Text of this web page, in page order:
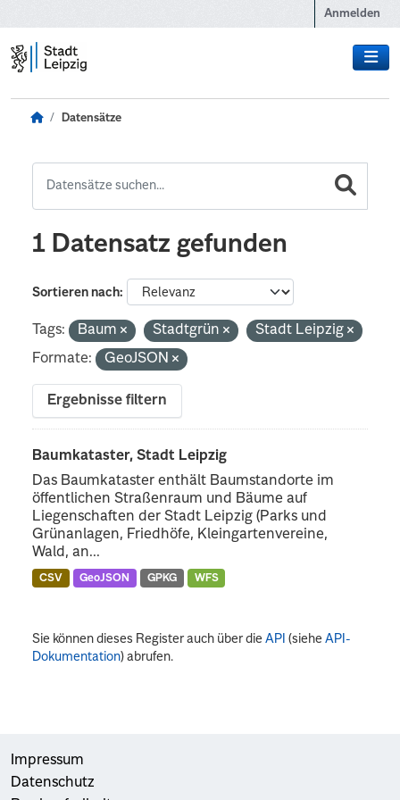
Anmelden
Datensätze
1 Datensatz gefunden
Sortieren nach
Tags: Baum Stadtgrün
Stadt Leipzig
Formate:
GeoJSON
Ergebnisse filtern
Baumkataster, Stadt Leipzig
Das Baumkataster enthält Baumstandorte im
öffentlichen Straßenraum und Bäume auf
Liegenschaften der Stadt Leipzig (Parks und
Grünanlagen, Friedhöfe, Kleingartenvereine,
Wald, an...
CSV GeoJSON GPKG WFS
Sie können dieses Register auch über dieAPI (sieheAPI-
Dokumentation) abrufen.
Impressum
Datenschutz